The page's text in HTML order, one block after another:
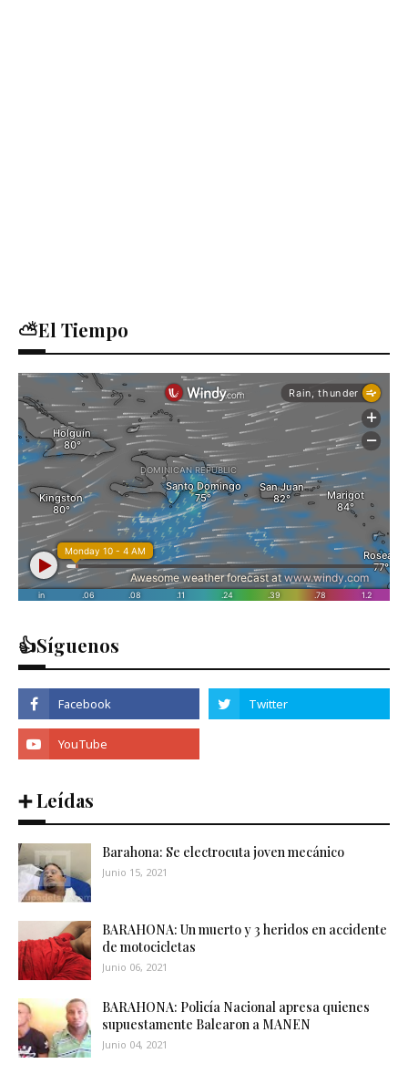
⛅El Tiempo
👍Síguenos
➕ Leídas
Barahona: Se electrocuta joven mecánico
Junio 15, 2021
BARAHONA: Un muerto y 3 heridos en accidente
de motocicletas
Junio 06, 2021
BARAHONA: Policía Nacional apresa quienes
supuestamente Balearon a MANEN
Junio 04, 2021